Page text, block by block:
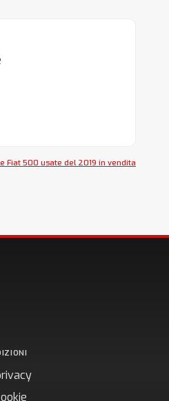
Fiat 500 usate del 2019 in vendita